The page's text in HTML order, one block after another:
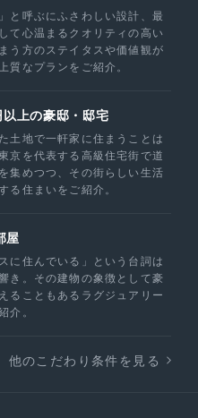
と呼ぶにふさわしい設計、最
て心温まるクオリティの高い
う方のステイタスや価値観が
質なプランをご紹介。
上の豪邸・邸宅
土地で一軒家に住まうことは
京を代表する高級住宅街で道
集めつつ、その街らしい生活
る住まいをご紹介。
屋
に住んでいる」という台詞は
き。その建物の象徴として豪
ることもあるラグジュアリー
介。
他のこだわり条件を見る